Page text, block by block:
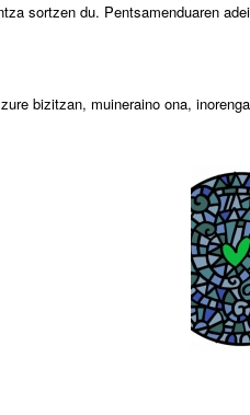
sortzen du. Pentsamenduaren
bizitzan, muineraino ona,